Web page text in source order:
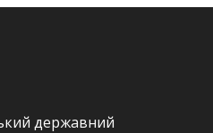
державний